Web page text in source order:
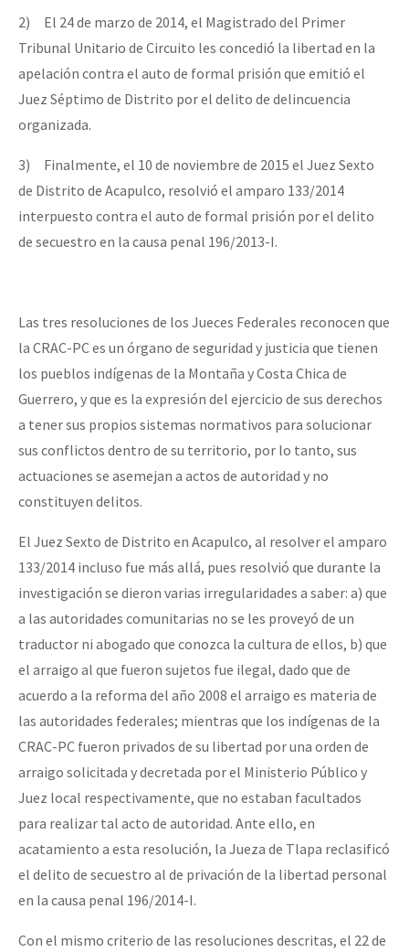
2) El 24 de marzo de 2014, el Magistrado del Primer
Tribunal Unitario de Circuito les concedió la libertad en la
apelación contra el auto de formal prisión que emitió el
Juez Séptimo de Distrito por el delito de delincuencia
organizada.
3) Finalmente, el 10 de noviembre de 2015 el Juez Sexto
de Distrito de Acapulco, resolvió el amparo 133/2014
interpuesto contra el auto de formal prisión por el delito
de secuestro en la causa penal 196/2013-I.
Las tres resoluciones de los Jueces Federales reconocen que
la CRAC-PC es un órgano de seguridad y justicia que tienen
los pueblos indígenas de la Montaña y Costa Chica de
Guerrero, y que es la expresión del ejercicio de sus derechos
a tener sus propios sistemas normativos para solucionar
sus conflictos dentro de su territorio, por lo tanto, sus
actuaciones se asemejan a actos de autoridad y no
constituyen delitos.
El Juez Sexto de Distrito en Acapulco, al resolver el amparo
133/2014 incluso fue más allá, pues resolvió que durante la
investigación se dieron varias irregularidades a saber: a) que
a las autoridades comunitarias no se les proveyó de un
traductor ni abogado que conozca la cultura de ellos, b) que
el arraigo al que fueron sujetos fue ilegal, dado que de
acuerdo a la reforma del año 2008 el arraigo es materia de
las autoridades federales; mientras que los indígenas de la
CRAC-PC fueron privados de su libertad por una orden de
arraigo solicitada y decretada por el Ministerio Público y
Juez local respectivamente, que no estaban facultados
para realizar tal acto de autoridad. Ante ello, en
acatamiento a esta resolución, la Jueza de Tlapa reclasificó
el delito de secuestro al de privación de la libertad personal
en la causa penal 196/2014-I.
Con el mismo criterio de las resoluciones descritas, el 22 de